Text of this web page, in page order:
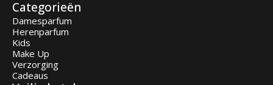
Categorieën
Damesparfum
Herenparfum
Kids
Make Up
Verzorging
Cadeaus